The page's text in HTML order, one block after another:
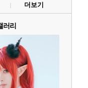
더보기
러리